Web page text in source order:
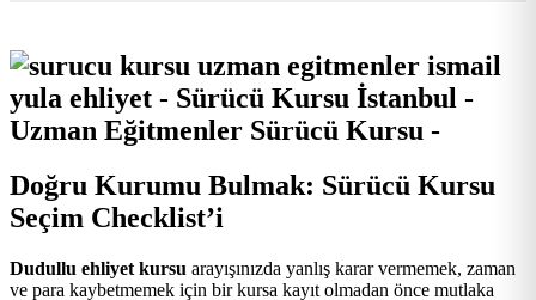
Doğru Kurumu Bulmak: Sürücü Kursu
Seçim Checklist’i
Dudullu ehliyet kursu arayışınızda yanlış karar vermemek, zaman
ve para kaybetmemek için bir kursa kayıt olmadan önce mutlaka